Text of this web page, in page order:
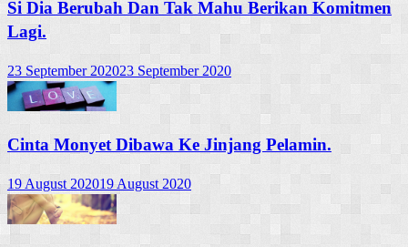
Si Dia Berubah Dan Tak Mahu Berikan Komitmen
Lagi.
23 September 202023 September 2020
Cinta Monyet Dibawa Ke Jinjang Pelamin.
19 August 202019 August 2020